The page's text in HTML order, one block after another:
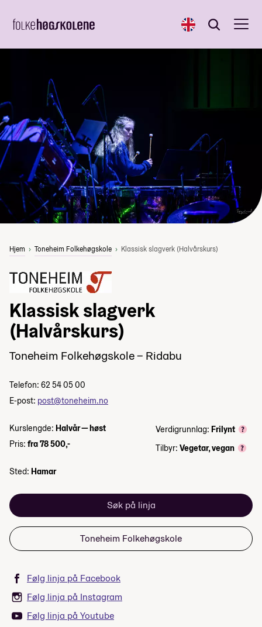
English Søk
Søk
Hjem Toneheim Folkehøgskole Klassisk slagverk (Halvårskurs)
Klassisk slagverk
(Halvårskurs)
Toneheim Folkehøgskole – Ridabu
Telefon: 62 54 05 00
E-post: post@toneheim.no
Kurslengde: Halvår — høst
Pris: fra 78 500,-
Verdigrunnlag: Frilynt
Tilbyr: Vegetar, vegan
Sted: Hamar
Søk på linja
Toneheim Folkehøgskole
Følg linja på Facebook
Følg linja på Instagram
Følg linja på Youtube